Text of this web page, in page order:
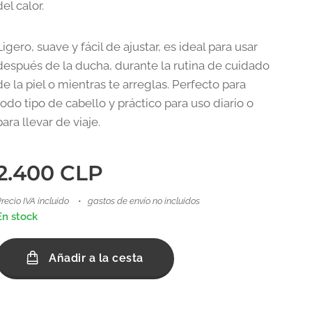
calor.
suave y fácil de ajustar, es ideal para usar
de la ducha, durante la rutina de cuidado
la piel o mientras te arreglas. Perfecto para
tipo de cabello y práctico para uso diario o
llevar de viaje.
CLP
IVA incluido gastos de envío no incluidos
stock
Añadir a la cesta